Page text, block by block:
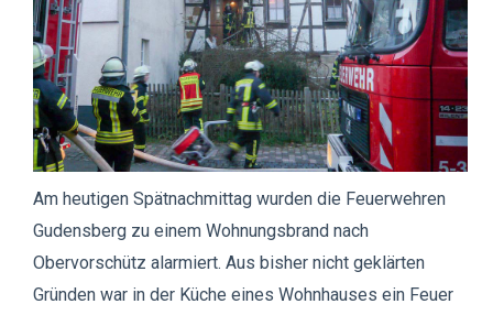
Am heutigen Spätnachmittag wurden die Feuerwehren
Gudensberg zu einem Wohnungsbrand nach
Obervorschütz alarmiert. Aus bisher nicht geklärten
Gründen war in der Küche eines Wohnhauses ein Feuer